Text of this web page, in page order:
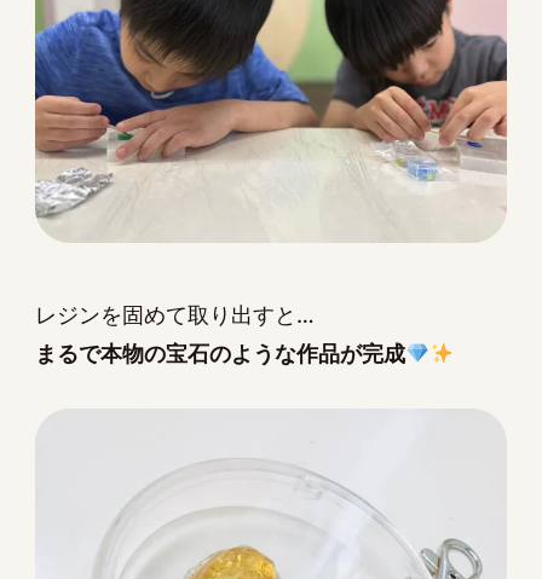
レジンを固めて取り出すと…
まるで本物の宝石のような作品が完成